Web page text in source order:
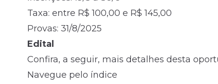
Taxa: entre R$ 100,00 e R$ 145,00
Provas: 31/8/2025
Edital
Confira, a seguir, mais detalhes desta
Navegue pelo índice